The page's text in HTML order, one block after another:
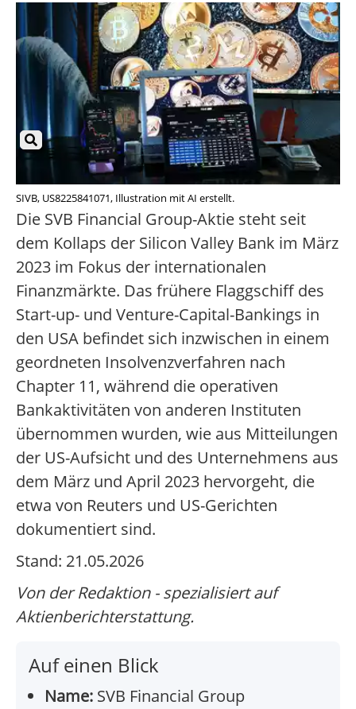
SIVB, US8225841071, Illustration mit AI erstellt.
Die SVB Financial Group-Aktie steht seit
dem Kollaps der Silicon Valley Bank im März
2023 im Fokus der internationalen
Finanzmärkte. Das frühere Flaggschiff des
Start-up- und Venture-Capital-Bankings in
den USA befindet sich inzwischen in einem
geordneten Insolvenzverfahren nach
Chapter 11, während die operativen
Bankaktivitäten von anderen Instituten
übernommen wurden, wie aus Mitteilungen
der US-Aufsicht und des Unternehmens aus
dem März und April 2023 hervorgeht, die
etwa von Reuters und US-Gerichten
dokumentiert sind.
Stand: 21.05.2026
Von der Redaktion - spezialisiert auf
Aktienberichterstattung.
Auf einen Blick
Name: SVB Financial Group